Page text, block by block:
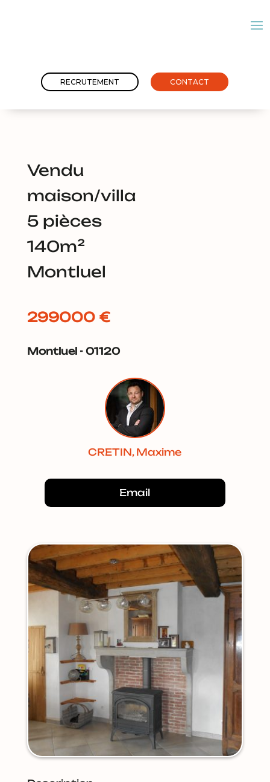
RECRUTEMENT CONTACT
Vendu
maison/villa
5 pièces
140m²
Montluel
299000 €
Montluel - 01120
CRETIN, Maxime
Email